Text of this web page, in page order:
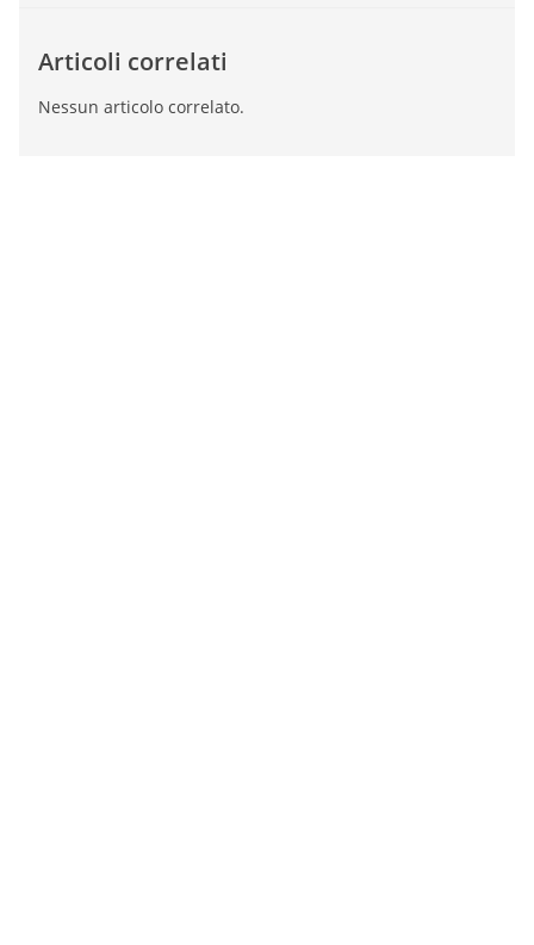
Articoli correlati
Nessun articolo correlato.